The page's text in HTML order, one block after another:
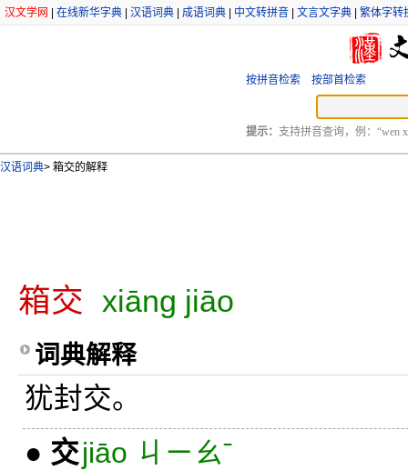
汉文学网 在线新华字典 汉语词典 成语词典 中文转拼音 文言文字典 繁体字转
按拼音检索 按部首检索
提示： 支持拼音查询，例：“wen
汉语词典> 箱交的解释
箱交 xiāng jiāo
词典解释
犹封交。
● 交jiāo ㄐㄧㄠˉ